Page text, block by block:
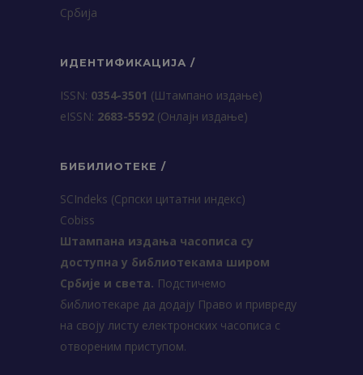
Србија
ИДЕНТИФИКАЦИЈА /
ISSN: 0354-3501 (Штампано издање)
еISSN: 2683-5592 (Онлајн издање)
БИБИЛИОТЕКЕ /
SCIndeks (Српски цитатни индекс)
Cobiss
Штампана издања часописа су
доступна у библиотекама широм
Србије и света. Подстичемо
библиотекаре да додају Право и привреду
на своју листу електронских часописа с
отвореним приступом.